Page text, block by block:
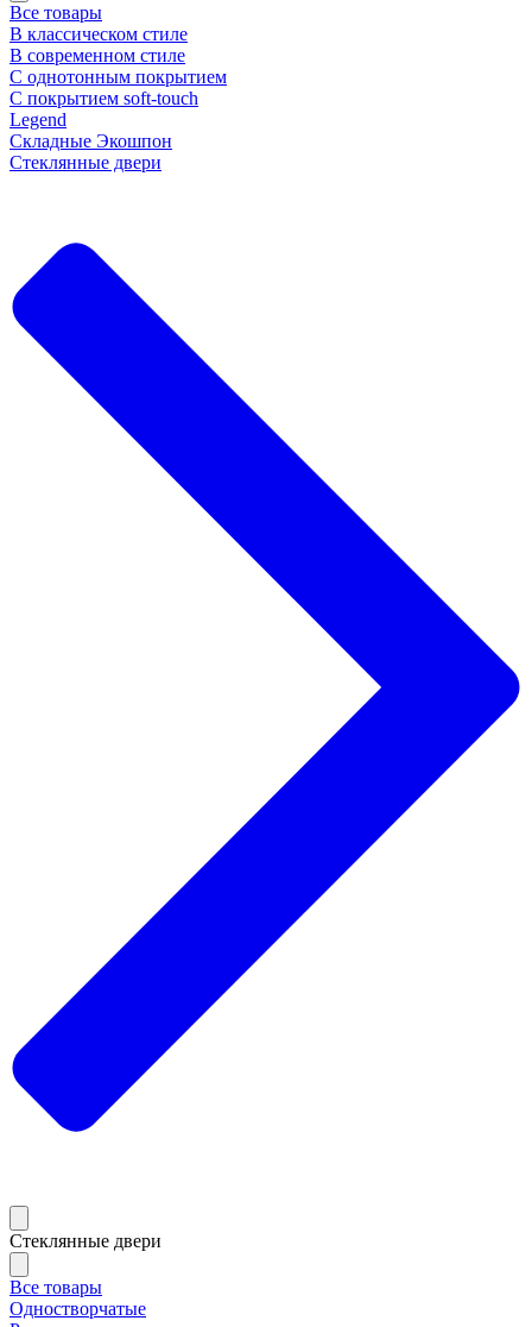
Все товары
В классическом стиле
В современном стиле
С однотонным покрытием
С покрытием soft-touch
Legend
Складные Экошпон
Стеклянные двери
Стеклянные двери
Все товары
Одностворчатые